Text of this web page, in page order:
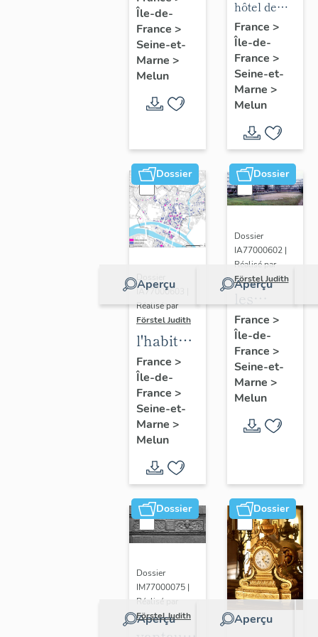
chapelle
de
l'hôpital
puis
hôpital
Île-de-
France >
Seine-et-
Marne >
Melun
mobilier
de l'hôtel
de ville
hôtel de
ville
France >
Île-de-
France >
Seine-et-
Marne >
Melun
Dossier
Aperçu
Dossier
IA77000603 |
Réalisé par
Förstel Judith
l'habitat
à Melun
France >
Île-de-
France >
Seine-et-
Marne >
Melun
Dossier
Aperçu
Dossier
IA77000602 |
Réalisé par
Förstel Judith
écoles
de
Melun
France >
Île-de-
France >
Seine-et-
Marne >
Melun
Dossier
Aperçu
Dossier
IM77000075 |
Réalisé par
Förstel Judith
Dossier
Aperçu